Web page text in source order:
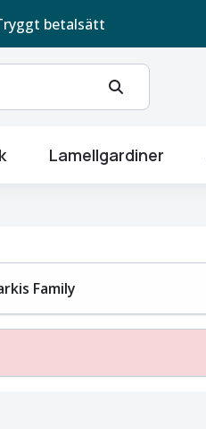
betalsätt
Lamellgardiner
Family